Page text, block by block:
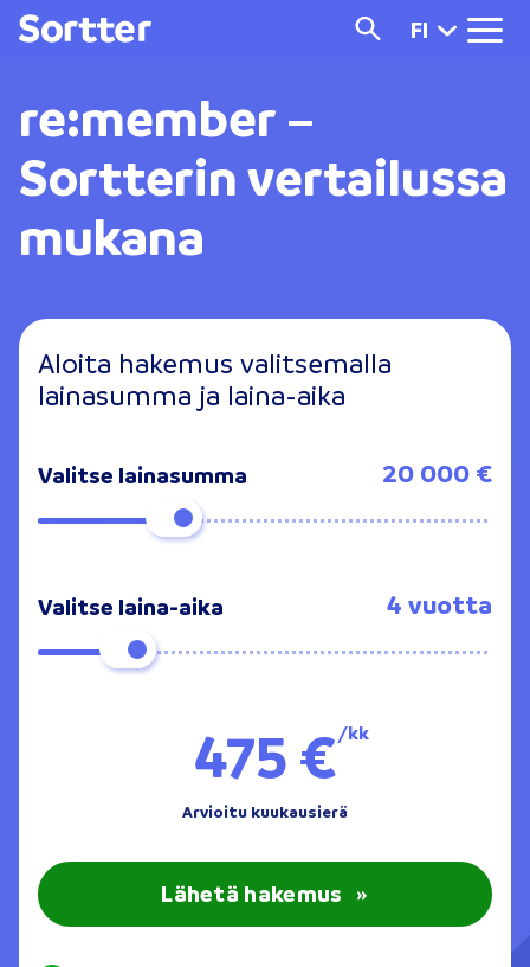
FI
re:member –
Sortterin vertailussa
mukana
Aloita hakemus valitsemalla
lainasumma ja laina-aika
Valitse lainasumma 20 000 €
Valitse laina-aika 4 vuotta
475 €/kk
Arvioitu kuukausierä
Lähetä hakemus »